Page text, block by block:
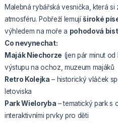
Malebná rybářská vesnička, která
atmosféru. Pobřeží lemujíširoké
výhledem na moře a pohodová
Co nevynechat:
Maják Niechorze (jen pár minut
výstupu na ochoz, muzeum majáků
Retro Kolejka – historický vláček
letoviska
Park Wieloryba – tematický park s
interaktivními prvky pro děti